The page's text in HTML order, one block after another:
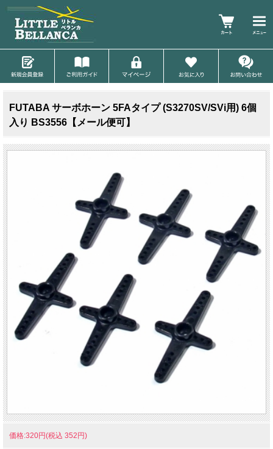
FUTABA サーボホーン 5FAタイプ (S3270SV/SVi用) 6個
入り BS3556【メール便可】
価格:320円(税込 352円)